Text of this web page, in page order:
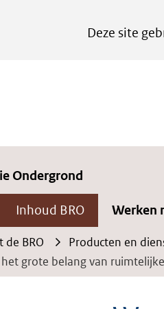
Deze site
Ondergrond
Inhoud BRO Werken
de BRO
Producten en
grote belang van